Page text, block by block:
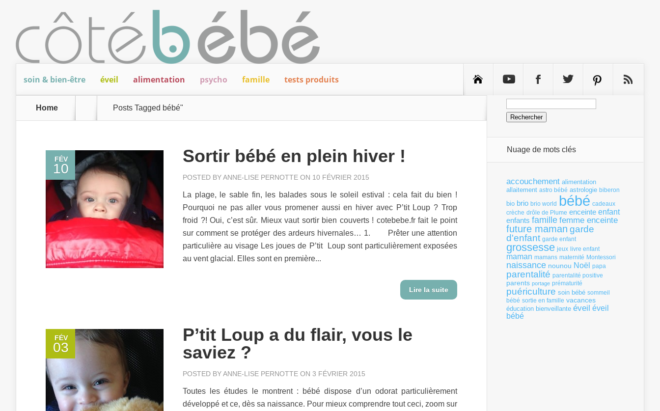
soin & bien-être éveil alimentation psycho famille tests produits
Home Posts Tagged bébé"
FÉV
10
Sortir bébé en plein hiver !
POSTED BYANNE-LISE PERNOTTE ON 10 FÉVRIER 2015
La plage, le sable fin, les balades sous le soleil estival : cela fait du bien !
Pourquoi ne pas aller vous promener aussi en hiver avec P’tit Loup ? Trop
froid ?! Oui, c’est sûr. Mieux vaut sortir bien couverts ! cotebebe.fr fait le point
sur comment se protéger des ardeurs hivernales… 1. Prêter une attention
particulière au visage Les joues de P’tit Loup sont particulièrement exposées
au vent glacial. Elles sont en première...
Lire la suite
FÉV
03
P’tit Loup a du flair, vous le
saviez ?
POSTED BYANNE-LISE PERNOTTE ON 3 FÉVRIER 2015
Toutes les études le montrent : bébé dispose d’un odorat particulièrement
développé et ce, dès sa naissance. Pour mieux comprendre tout ceci, zoom sur
Rechercher :
Nuage de mots clés
accouchement alimentation
allaitement astro bébé astrologie biberon
bio brio brio world bébé cadeaux
crèche drôle de Plume enceinte enfant
enfants famille femme enceinte
future maman garde
d'enfant garde enfant
grossesse jeux livre enfant
maman mamans maternité Montessori
naissance nounou Noël papa
parentalité parentalité positive
parents portage prématurité
puériculture soin bébé sommeil
bébé sortie en famille vacances
éducation bienveillante éveil éveil
bébé